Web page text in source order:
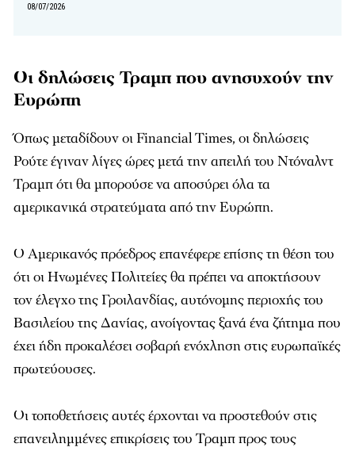
08/07/2026
Οι δηλώσεις Τραμπ που ανησυχούν την
Ευρώπη
Όπως μεταδίδουν οι Financial Times, οι δηλώσεις
Ρούτε έγιναν λίγες ώρες μετά την απειλή του Ντόναλντ
Τραμπ ότι θα μπορούσε να αποσύρει όλα τα
αμερικανικά στρατεύματα από την Ευρώπη.
Ο Αμερικανός πρόεδρος επανέφερε επίσης τη θέση του
ότι οι Ηνωμένες Πολιτείες θα πρέπει να αποκτήσουν
τον έλεγχο της Γροιλανδίας, αυτόνομης περιοχής του
Βασιλείου της Δανίας, ανοίγοντας ξανά ένα ζήτημα που
έχει ήδη προκαλέσει σοβαρή ενόχληση στις ευρωπαϊκές
πρωτεύουσες.
Οι τοποθετήσεις αυτές έρχονται να προστεθούν στις
επανειλημμένες επικρίσεις του Τραμπ προς τους